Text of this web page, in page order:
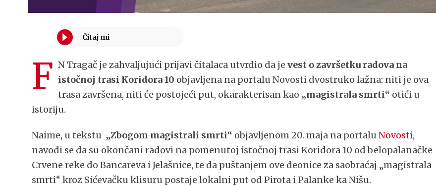
F N Tragač je zahvaljujući prijavi čitalaca utvrdio da jevest o završetku radova na
istočnoj trasi Koridora 10 objavljena na portalu Novosti dvostruko lažna: niti je ova
trasa završena, niti će postojeći put, okarakterisan kao „magistrala smrti“ otići u
istoriju.
Naime, u tekstu „Zbogom magistrali smrti“ objavljenom 20. maja na portaluNovosti,
navodi se da su okončani radovi na pomenutoj istočnoj trasi Koridora 10 od belopalanačke
Crvene reke do Bancareva i Jelašnice, te da puštanjem ove deonice za saobraćaj „magistrala
smrti“ kroz Sićevačku klisuru postaje lokalni put od Pirota i Palanke ka Nišu.